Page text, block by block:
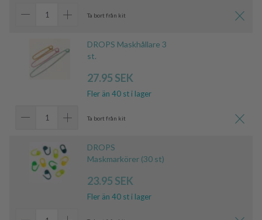
Ta bort från kit
DROPS Maskhållare 3
st.
27.95 SEK
Fler än 40 st i lager
Ta bort från kit
DROPS
Maskmarkörer (30 st)
23.95 SEK
Fler än 40 st i lager